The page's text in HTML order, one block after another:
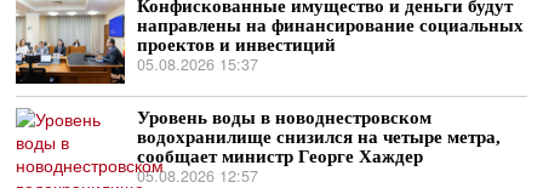
Конфискованные имущество и деньги будут
направлены на финансирование социальных
проектов и инвестиций
05.08.2026 15:37
Уровень воды в новоднестровском
водохранилище снизился на четыре метра,
сообщает министр Георге Хаждер
05.08.2026 12:57